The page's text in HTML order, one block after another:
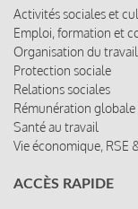
Activités sociales et
Emploi, formation et
Organisation du travail
Protection sociale
Relations sociales
Rémunération
Santé au travail
Vie économique, RSE
ACCÈS RAPIDE